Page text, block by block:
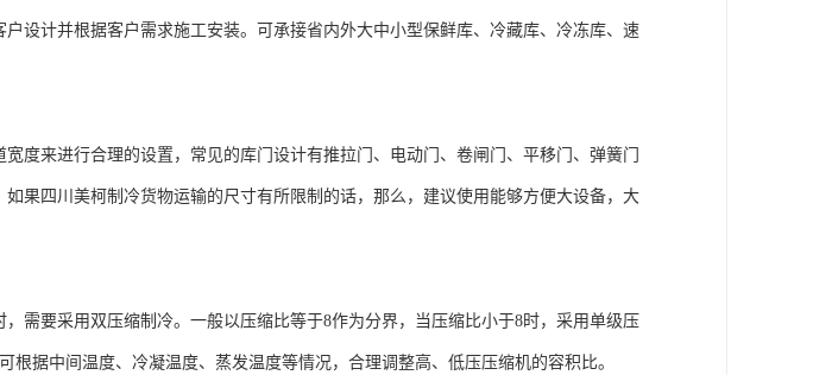
设计并根据客户需求施工安装。可承接省内外大中小型保鲜库、冷藏库、冷冻库、速
度来进行合理的设置，常见的库门设计有推拉门、电动门、卷闸门、平移门、弹簧门
果四川美柯制冷货物运输的尺寸有所限制的话，那么，建议使用能够方便大设备，大
需要采用双压缩制冷。一般以压缩比等于8作为分界，当压缩比小于8时，采用单级压
根据中间温度、冷凝温度、蒸发温度等情况，合理调整高、低压压缩机的容积比。